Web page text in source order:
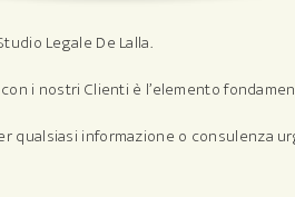
Legale De Lalla.
i nostri Clienti è l’elemento
qualsiasi informazione o consulenza